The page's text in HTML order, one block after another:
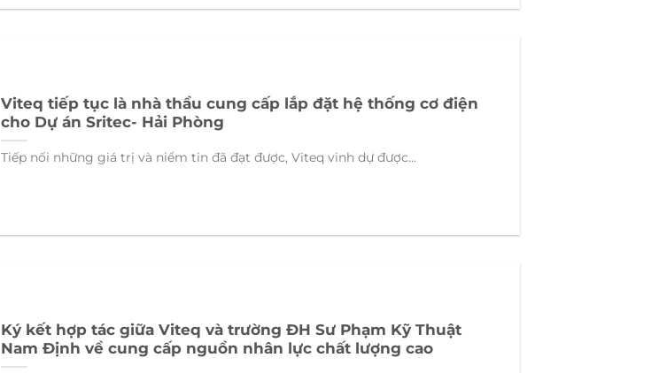
Viteq tiếp tục là nhà thầu cung cấp lắp đặt hệ thống cơ điện
cho Dự án Sritec- Hải Phòng
Tiếp nối những giá trị và niểm tin đã đạt được, Viteq vinh dự được...
Ký kết hợp tác giữa Viteq và trường ĐH Sư Phạm Kỹ Thuật
Nam Định về cung cấp nguồn nhân lực chất lượng cao